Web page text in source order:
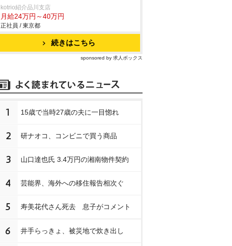
kotrio紹介品川支店
月給24万円～40万円
正社員 / 東京都
続きはこちら
sponsored by 求人ボックス
1 15歳で当時27歳の夫に一目惚れ
2 研ナオコ、コンビニで買う商品
3 山口達也氏 3.4万円の湘南物件契約
4 芸能界、海外への移住報告相次ぐ
5 寿美花代さん死去 息子がコメント
6 井手らっきょ、被災地で炊き出し